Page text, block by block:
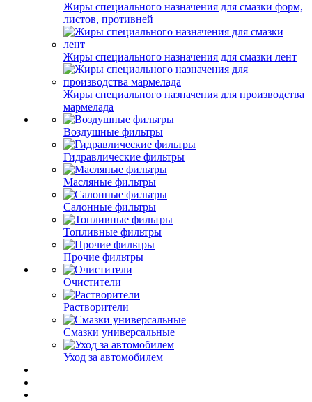
Жиры специального назначения для смазки форм,
листов, противней
Жиры специального назначения для смазки лент
Жиры специального назначения для производства
мармелада
Воздушные фильтры
Гидравлические фильтры
Масляные фильтры
Салонные фильтры
Топливные фильтры
Прочие фильтры
Очистители
Растворители
Смазки универсальные
Уход за автомобилем